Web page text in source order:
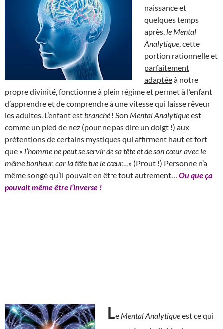
naissance et
quelques temps
après, le Mental
Analytique , cette
portion rationnelle et
parfaitement
adaptéeà notre
propre divinité, fonctionne à plein régime et permet à l’enfant
d’apprendre et de comprendre à une vitesse qui laisse rêveur
les adultes. L’enfant est branché ! Son Mental Analytiqueest
comme un pied de nez (pour ne pas dire un doigt !) aux
prétentions de certains mystiques qui affirment haut et fort
que « l’homme ne peut se servir de sa tête et de son cœur avec le
même bonheur, car la tête tue le cœur… » (Prout !) Personne n’a
même songé qu’il pouvait en être tout autrement… Ou que ça
pouvait même être l’inverse !
Le Mental Analytiqueest ce qui